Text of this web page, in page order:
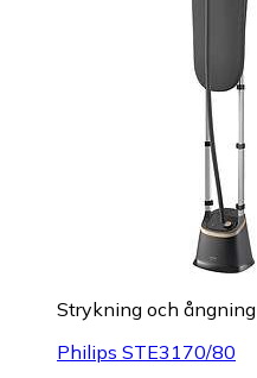
Strykning och ångning
Philips STE3170/80